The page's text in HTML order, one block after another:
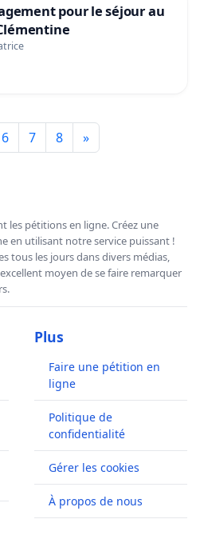
pour le séjour au
6 7 8 »
les pétitions en ligne. Créez une
en utilisant notre service puissant !
tous les jours dans divers médias,
moyen de se faire remarquer
Plus
Faire une pétition en
ligne
Politique de
confidentialité
Gérer les cookies
À propos de nous